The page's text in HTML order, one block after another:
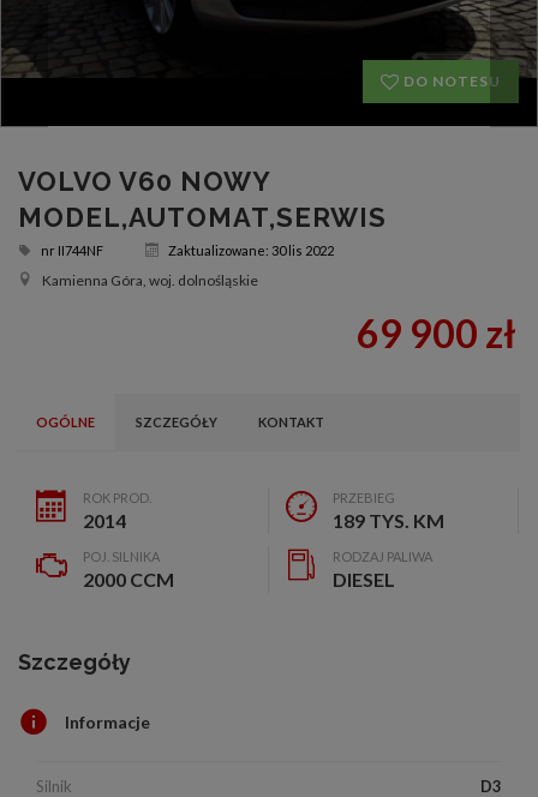
DO NOTESU
VOLVO V60 NOWY
MODEL,AUTOMAT,SERWIS
nr II744NF Zaktualizowane: 30 lis 2022
Kamienna Góra, woj. dolnośląskie
69 900 zł
OGÓLNE SZCZEGÓŁY KONTAKT
ROK PROD.
2014
PRZEBIEG
189 TYS. KM
POJ. SILNIKA
2000 CCM
RODZAJ PALIWA
DIESEL
Szczegóły
Informacje
Silnik D3